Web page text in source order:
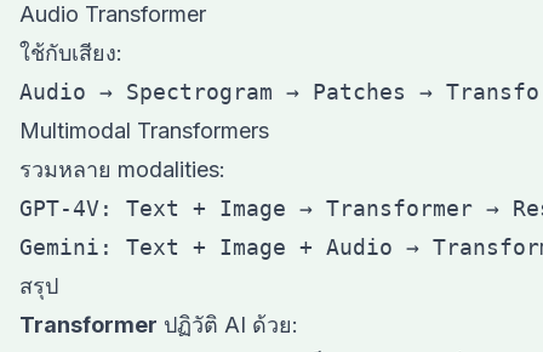
Audio Transformer
ใช้กับเสียง:
Multimodal Transformers
รวมหลาย modalities:
GPT-4V: Text + Image → Transformer →
สรุป
Transformer ปฏิวัติ AI ด้วย: